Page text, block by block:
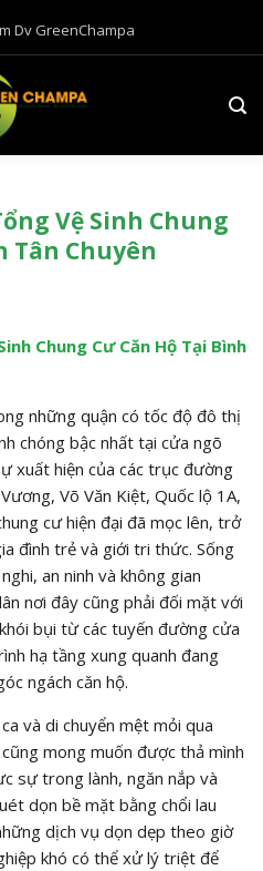
Dv GreenChampa
Vệ Sinh Chung
Tân Chuyên
Chung Cư Căn Hộ Tại Bình
những quận có tốc độ đô thị
chóng bậc nhất tại cửa ngõ
xuất hiện của các trục đường
Võ Văn Kiệt, Quốc lộ 1A,
cư hiện đại đã mọc lên, trở
đình trẻ và giới tri thức. Sống
an ninh và không gian
nơi đây cũng phải đối mặt với
bụi từ các tuyến đường cửa
hạ tầng xung quanh đang
ngách căn hộ.
và di chuyển mệt mỏi qua
mong muốn được thả mình
sự trong lành, ngăn nắp và
dọn bề mặt bằng chổi lau
dịch vụ dọn dẹp theo giờ
khó có thể xử lý triệt để